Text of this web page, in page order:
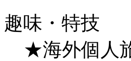
趣味・特技
★海外個人